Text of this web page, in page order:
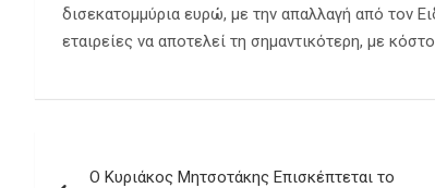
δισεκατομμύρια ευρώ, με την απαλλαγή από τον
εταιρείες να αποτελεί τη σημαντικότερη, με
Ο Κυριάκος Μητσοτάκης Επισκέπτεται το